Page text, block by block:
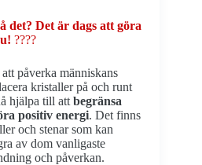
det? Det är dags att göra
????
påverka människans
kristaller på och runt
hjälpa till att begränsa
positiv energi. Det finns
och stenar som kan
av dom vanligaste
och påverkan.